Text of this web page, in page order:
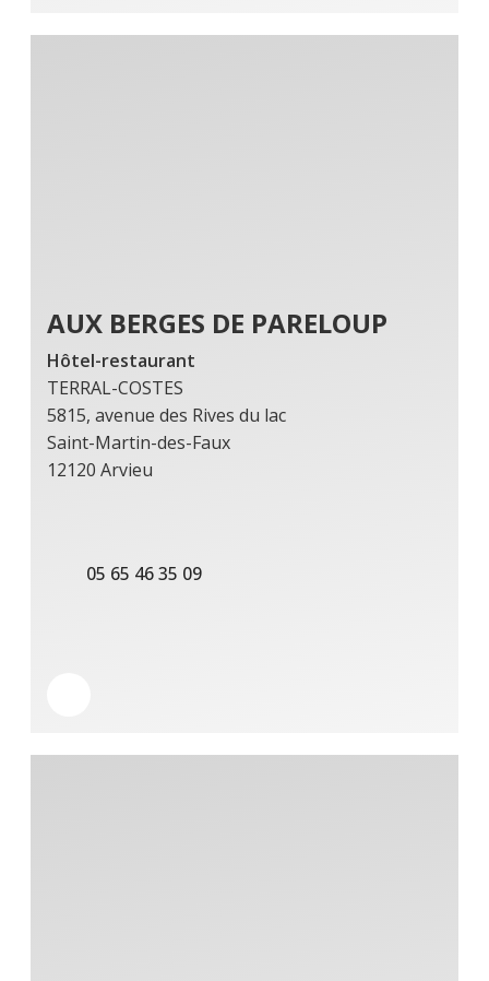
AUX BERGES DE PARELOUP
Hôtel-restaurant
TERRAL-COSTES
5815, avenue des Rives du lac
Saint-Martin-des-Faux
12120 Arvieu
05 65 46 35 09